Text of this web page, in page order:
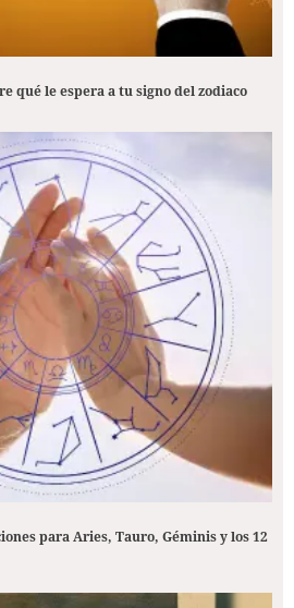
qué le espera a tu signo del zodiaco
para Aries, Tauro, Géminis y los 12